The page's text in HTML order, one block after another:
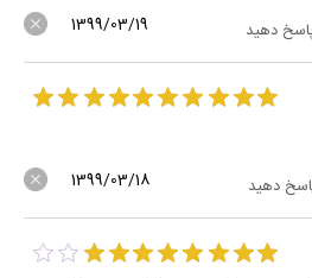
دهید 1399/03/19
دهید 1399/03/18